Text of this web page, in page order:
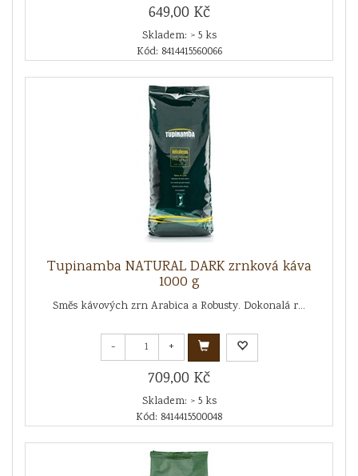
649,00 Kč
Skladem: > 5 ks
Kód: 8414415560066
Tupinamba NATURAL DARK zrnková káva
1000 g
Směs kávových zrn Arabica a Robusty. Dokonalá r...
- +
709,00 Kč
Skladem: > 5 ks
Kód: 8414415500048